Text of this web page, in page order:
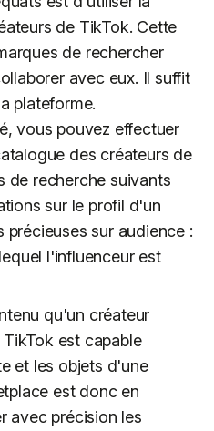
de TikTok. Cette
de rechercher
avec eux. Il suffit
plateforme.
vous pouvez effectuer
des créateurs de
de recherche suivants
sur le profil d'un
sur audience :
l'influenceur est
qu'un créateur
est capable
et les objets d'une
est donc en
avec précision les